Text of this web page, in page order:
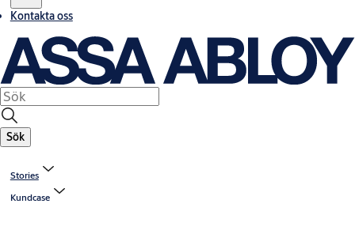
Kontakta oss
Sök
Stories
Kundcase